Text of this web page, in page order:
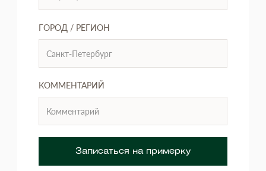
ГОРОД / РЕГИОН
КОММЕНТАРИЙ
Записаться на примерку